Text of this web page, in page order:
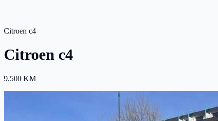
Citroen c4
Citroen c4
9.500 KM